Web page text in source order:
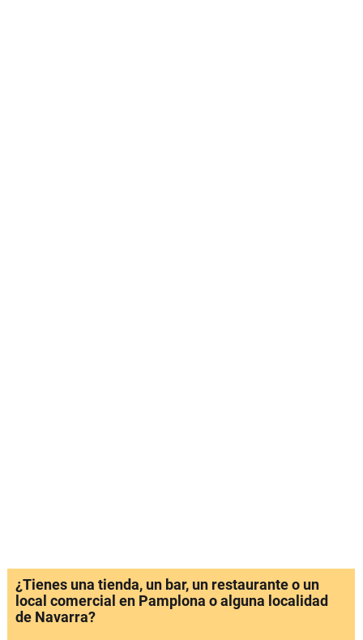
¿Tienes una tienda, un bar, un restaurante o un
local comercial en Pamplona o alguna localidad
de Navarra?